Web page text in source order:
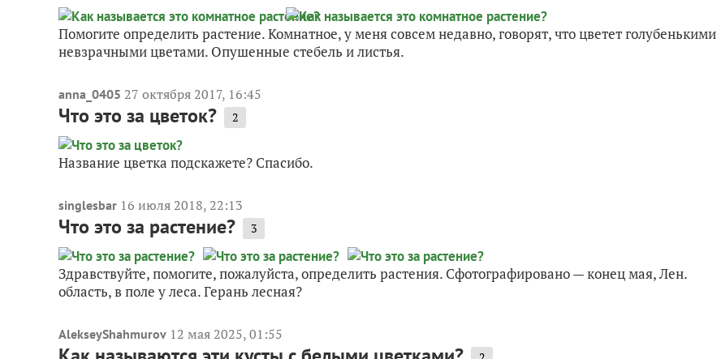
Помогите определить растение. Комнатное, у меня совсем недавно, говорят, что цветет голубенькими
невзрачными цветами. Опушенные стебель и листья.
anna_0405 27 октября 2017, 16:45
Что это за цветок? 2
Название цветка подскажете? Спасибо.
singlesbar 16 июля 2018, 22:13
Что это за растение? 3
Здравствуйте, помогите, пожалуйста, определить растения. Сфотографировано — конец мая, Лен.
область, в поле у леса. Герань лесная?
AlekseyShahmurov 12 мая 2025, 01:55